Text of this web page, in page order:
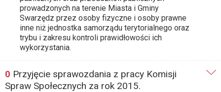
prowadzonych na terenie Miasta i Gminy
Swarzędz przez osoby fizyczne i osoby prawne
inne niż jednostka samorządu terytorialnego oraz
trybu i zakresu kontroli prawidłowości ich
wykorzystania.
0 Przyjęcie sprawozdania z pracy Komisji
Spraw Społecznych za rok 2015.